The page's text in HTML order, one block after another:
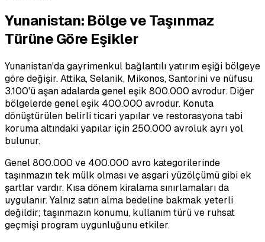
Yunanistan: Bölge ve Taşınmaz
Türüne Göre Eşikler
Yunanistan'da gayrimenkul bağlantılı yatırım eşiği bölgeye
göre değişir. Attika, Selanik, Mikonos, Santorini ve nüfusu
3.100'ü aşan adalarda genel eşik 800.000 avrodur. Diğer
bölgelerde genel eşik 400.000 avrodur. Konuta
dönüştürülen belirli ticari yapılar ve restorasyona tabi
koruma altındaki yapılar için 250.000 avroluk ayrı yol
bulunur.
Genel 800.000 ve 400.000 avro kategorilerinde
taşınmazın tek mülk olması ve asgari yüzölçümü gibi ek
şartlar vardır. Kısa dönem kiralama sınırlamaları da
uygulanır. Yalnız satın alma bedeline bakmak yeterli
değildir; taşınmazın konumu, kullanım türü ve ruhsat
geçmişi program uygunluğunu etkiler.